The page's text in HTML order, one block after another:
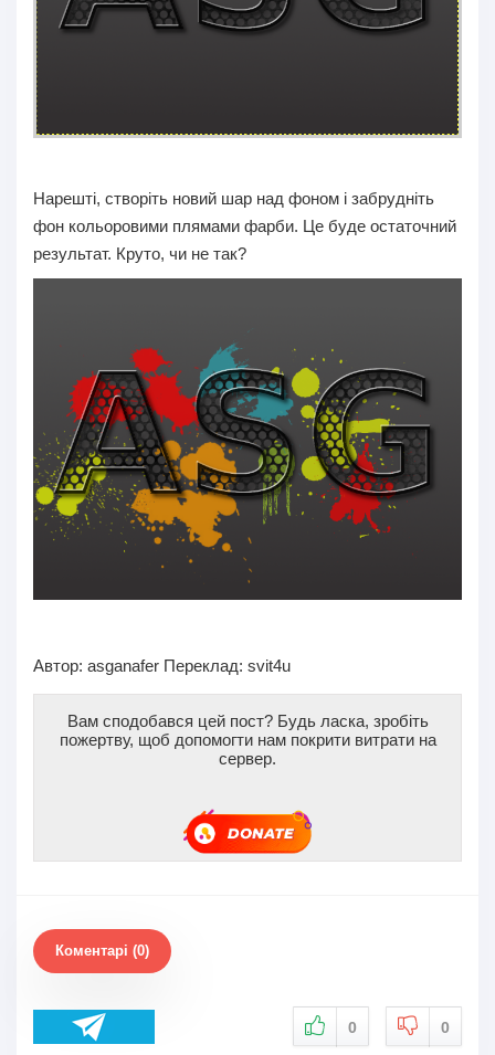
Нарешті, створіть новий шар над фоном і забрудніть
фон кольоровими плямами фарби. Це буде остаточний
результат. Круто, чи не так?
Автор: asganafer Переклад: svit4u
Вам сподобався цей пост? Будь ласка, зробіть
пожертву, щоб допомогти нам покрити витрати на
сервер.
Коментарі (0)
0 0